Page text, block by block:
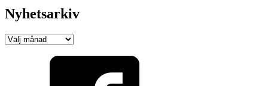
Nyhetsarkiv
Nyhetsarkiv